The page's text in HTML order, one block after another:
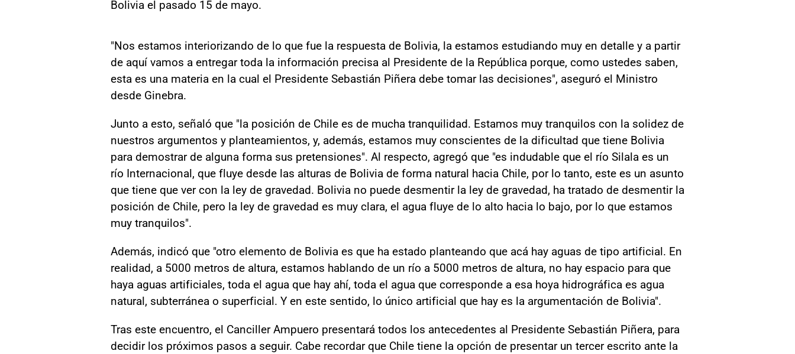
Bolivia el pasado 15 de mayo.
"Nos estamos interiorizando de lo que fue la respuesta de Bolivia, la estamos estudiando muy en detalle y a partir
de aquí vamos a entregar toda la información precisa al Presidente de la República porque, como ustedes saben,
esta es una materia en la cual el Presidente Sebastián Piñera debe tomar las decisiones", aseguró el Ministro
desde Ginebra.
Junto a esto, señaló que "la posición de Chile es de mucha tranquilidad. Estamos muy tranquilos con la solidez de
nuestros argumentos y planteamientos, y, además, estamos muy conscientes de la dificultad que tiene Bolivia
para demostrar de alguna forma sus pretensiones". Al respecto, agregó que "es indudable que el río Silala es un
río Internacional, que fluye desde las alturas de Bolivia de forma natural hacia Chile, por lo tanto, este es un asunto
que tiene que ver con la ley de gravedad. Bolivia no puede desmentir la ley de gravedad, ha tratado de desmentir la
posición de Chile, pero la ley de gravedad es muy clara, el agua fluye de lo alto hacia lo bajo, por lo que estamos
muy tranquilos".
Además, indicó que "otro elemento de Bolivia es que ha estado planteando que acá hay aguas de tipo artificial. En
realidad, a 5000 metros de altura, estamos hablando de un río a 5000 metros de altura, no hay espacio para que
haya aguas artificiales, toda el agua que hay ahí, toda el agua que corresponde a esa hoya hidrográfica es agua
natural, subterránea o superficial. Y en este sentido, lo único artificial que hay es la argumentación de Bolivia".
Tras este encuentro, el Canciller Ampuero presentará todos los antecedentes al Presidente Sebastián Piñera, para
decidir los próximos pasos a seguir. Cabe recordar que Chile tiene la opción de presentar un tercer escrito ante la